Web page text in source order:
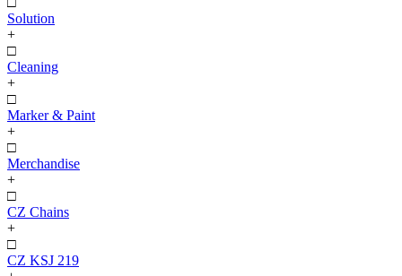
Solution
+
□
Cleaning
+
□
Marker & Paint
+
□
Merchandise
+
□
CZ Chains
+
□
CZ KSJ 219